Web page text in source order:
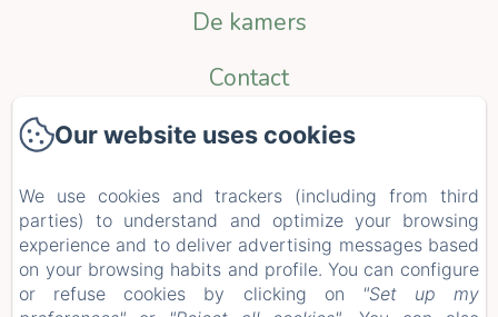
De kamers
Contact
Politique de confidentialité
Informations légales
Informations sur les cookies
EN FR NL
Our website uses cookies
We use cookies and trackers (including from third
parties) to understand and optimize your browsing
experience and to deliver advertising messages based
on your browsing habits and profile. You can configure
or refuse cookies by clicking on
"Set up my